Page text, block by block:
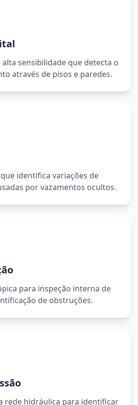
sensibilidade que detecta o
através de pisos e paredes.
identifica variações de
por vazamentos ocultos.
para inspeção interna de
de obstruções.
rede hidráulica para identificar